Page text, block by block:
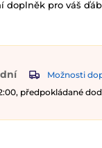
doplněk pro váš
Možnosti
předpokládané